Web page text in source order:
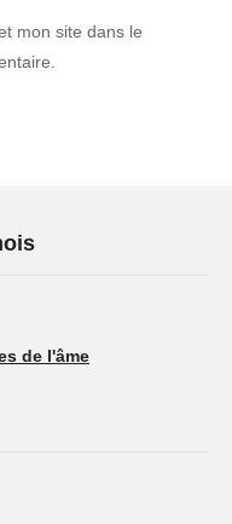
mon site dans le
de l'âme